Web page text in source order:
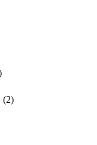
(2)